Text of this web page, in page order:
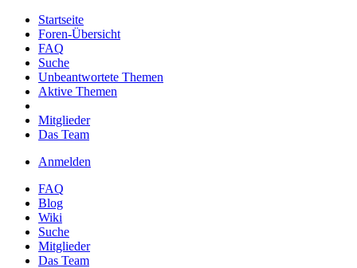
Startseite
Foren-Übersicht
FAQ
Suche
Unbeantwortete Themen
Aktive Themen
Mitglieder
Das Team
Anmelden
FAQ
Blog
Wiki
Suche
Mitglieder
Das Team